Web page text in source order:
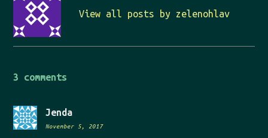
View all posts by zelenohlav
3 comments
Jenda
November 5, 2017